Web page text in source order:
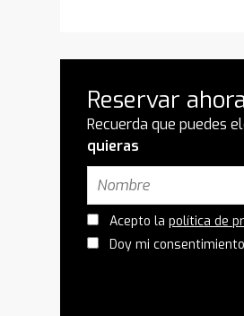
Reservar ahora
Recuerda que puedes
quieras
Acepto lapolítica de
Doy mi